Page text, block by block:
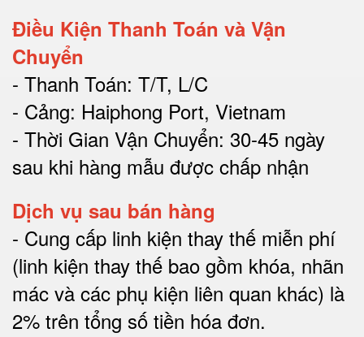
Điều Kiện Thanh Toán và Vận
Chuyển
- Thanh Toán: T/T, L/C
- Cảng: Haiphong Port, Vietnam
- Thời Gian Vận Chuyển: 30-45 ngày
sau khi hàng mẫu được chấp nhận
Dịch vụ sau bán hàng
- Cung cấp linh kiện thay thế miễn phí
(linh kiện thay thế bao gồm khóa, nhãn
mác và các phụ kiện liên quan khác) là
2% trên tổng số tiền hóa đơn.